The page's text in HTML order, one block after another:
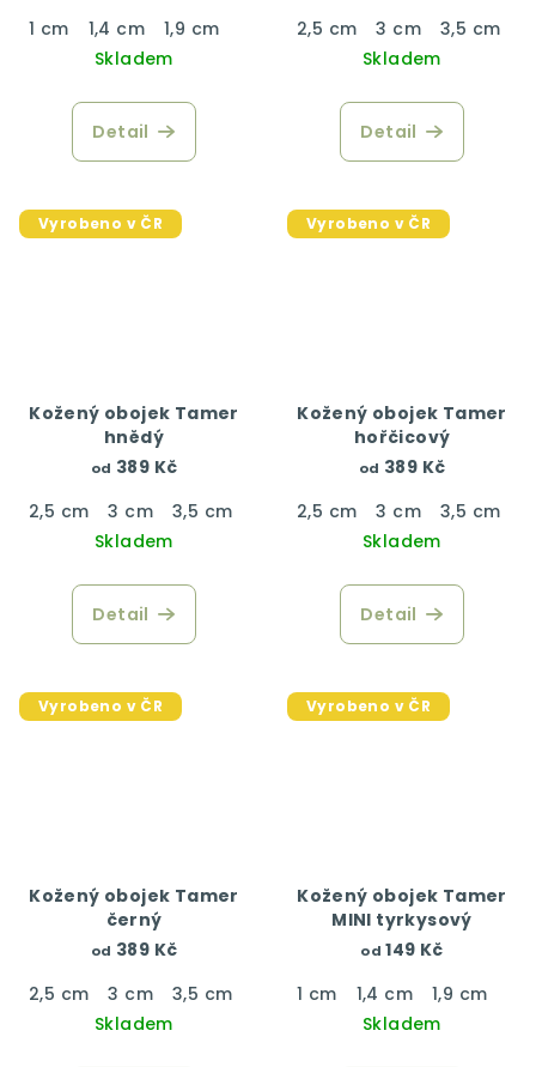
1 cm
1,4 cm
1,9 cm
Skladem
Detail
2,5 cm
3 cm 3,5 cm
Skladem
Detail
Vyrobeno v ČR
Kožený obojek Tamer
hnědý
od 389 Kč
2,5 cm
3 cm 3,5 cm
4 cm
Skladem
Detail
Vyrobeno v ČR
Kožený obojek Tamer
hořčicový
od 389 Kč
2,5 cm
3 cm 3,5 cm
Skladem
Detail
Vyrobeno v ČR
Kožený obojek Tamer
černý
od 389 Kč
2,5 cm
3 cm 3,5 cm
4 cm
Skladem
Vyrobeno v ČR
Kožený obojek Tamer
MINI tyrkysový
od 149 Kč
1 cm
1,4 cm
1,9 cm
Skladem